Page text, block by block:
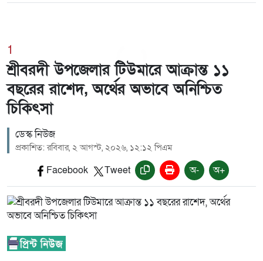
1
শ্রীবরদী উপজেলার টিউমারে আক্রান্ত ১১
বছরের রাশেদ, অর্থের অভাবে অনিশ্চিত
চিকিৎসা
ডেস্ক নিউজ
প্রকাশিত: রবিবার, ২ আগস্ট, ২০২৬, ১২:১২ পিএম
Facebook Tweet অ- অ+